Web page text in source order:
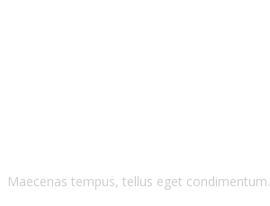
Maecenas tempus, tellus eget condimentum.